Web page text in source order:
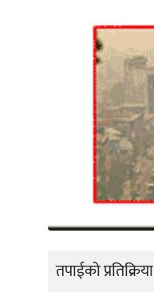
तपाईको प्रतिक्रिया